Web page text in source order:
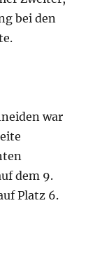
bei den
war
dem 9.
Platz 6.